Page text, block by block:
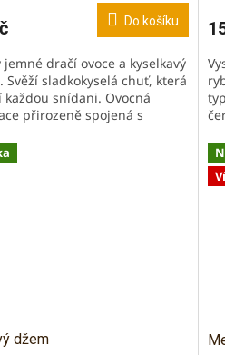
Do košíku
jemné dračí ovoce a kyselkavý
Svěží sladkokyselá chuť, která
snídani. Ovocná
přirozeně spojená s
a vitaminem C. Bez...
džem